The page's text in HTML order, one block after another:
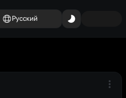
Русский